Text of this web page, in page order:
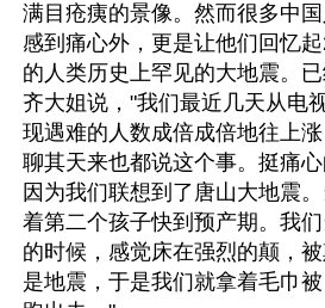
满目疮痍的景像。然而很多中
感到痛心外，更是让他们回忆
的人类历史上罕见的大地震。
齐大姐说，"我们最近几天从电
现遇难的人数成倍成倍地往上
聊其天来也都说这个事。挺痛心
因为我们联想到了唐山大地震
着第二个孩子快到预产期。我
的时候，感觉床在强烈的颠，
是地震，于是我们就拿着毛巾